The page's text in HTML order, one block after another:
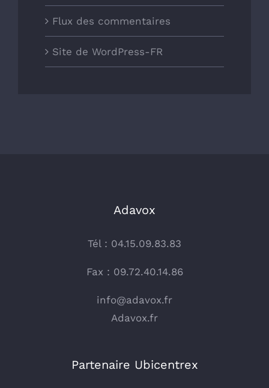
Flux des commentaires
Site de WordPress-FR
Adavox
Tél : 04.15.09.83.83
Fax : 09.72.40.14.86
info@adavox.fr
Adavox.fr
Partenaire Ubicentrex